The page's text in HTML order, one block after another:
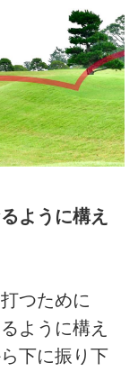
ように構え
つために
ように構え
下に振り下